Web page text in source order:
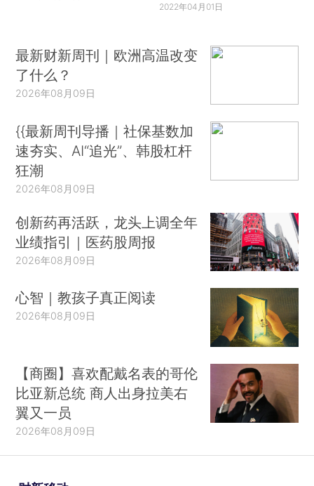
2022年04月01日
最新财新周刊｜欧洲高温改变
了什么？
2026年08月09日
{{最新周刊导播｜社保基数加
速夯实、AI“追光”、韩股杠杆
狂潮
2026年08月09日
创新药再活跃，龙头上调全年
业绩指引｜医药股周报
2026年08月09日
心智｜教孩子真正阅读
2026年08月09日
【商圈】喜欢配戴名表的哥伦
比亚新总统 商人出身拉美右
翼又一员
2026年08月09日